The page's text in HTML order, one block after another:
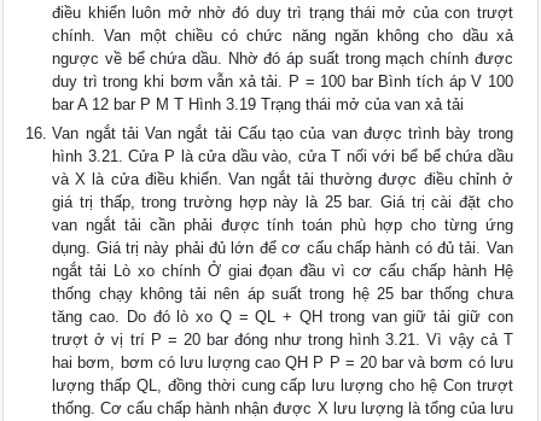
điều khiển luôn mở nhờ đó duy trì trạng thái mở của con trượt
chính. Van một chiều có chức năng ngăn không cho dầu xả
ngược về bể chứa dầu. Nhờ đó áp suất trong mạch chính được
duy trì trong khi bơm vẫn xả tải. P = 100 bar Bình tích áp V 100
bar A 12 bar P M T Hình 3.19 Trạng thái mở của van xả tải
Van ngắt tải Van ngắt tải Cấu tạo của van được trình bày trong
hình 3.21. Cửa P là cửa dầu vào, cửa T nối với bể bể chứa dầu
và X là cửa điều khiển. Van ngắt tải thường được điều chỉnh ở
giá trị thấp, trong trường hợp này là 25 bar. Giá trị cài đặt cho
van ngắt tải cần phải được tính toán phù hợp cho từng ứng
dụng. Giá trị này phải đủ lớn để cơ cấu chấp hành có đủ tải. Van
ngắt tải Lò xo chính Ở giai đọan đầu vì cơ cấu chấp hành Hệ
thống chạy không tải nên áp suất trong hệ 25 bar thống chưa
tăng cao. Do đó lò xo Q = QL + QH trong van giữ tải giữ con
trượt ở vị trí P = 20 bar đóng như trong hình 3.21. Vì vậy cả T
hai bơm, bơm có lưu lượng cao QH P P = 20 bar và bơm có lưu
lượng thấp QL, đồng thời cung cấp lưu lượng cho hệ Con trượt
thống. Cơ cấu chấp hành nhận được X lưu lượng là tổng của lưu